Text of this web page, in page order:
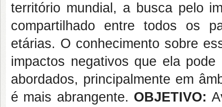
território mundial, a busca pelo
compartilhado entre todos os
etárias. O conhecimento sobre
impactos negativos que ela
abordados, principalmente em
é mais abrangente. OBJETIVO: